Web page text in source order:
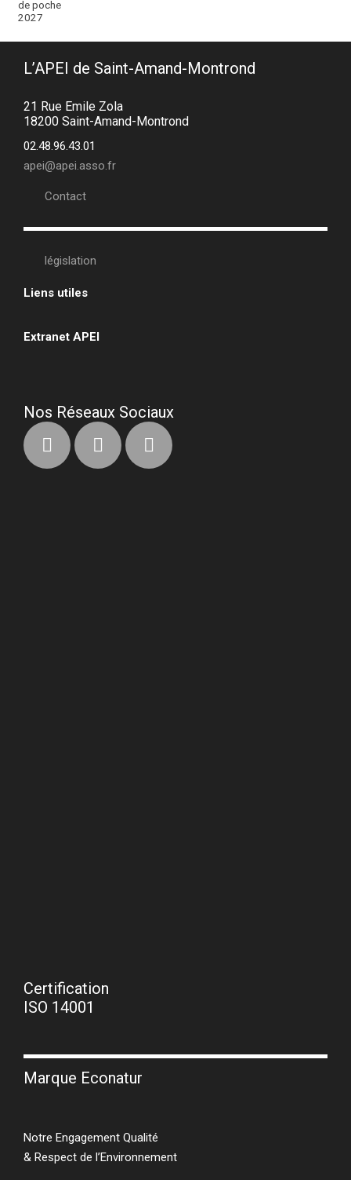
L’APEI de Saint-Amand-Montrond
21 Rue Emile Zola
18200 Saint-Amand-Montrond
02.48.96.43.01
apei@apei.asso.fr
Contact
législation
Liens utiles
Extranet APEI
Nos Réseaux Sociaux
Certification
ISO 14001
Marque Econatur
Notre Engagement Qualité
& Respect de l’Environnement